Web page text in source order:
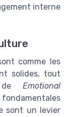
interne
comme les
solides, tout
de Emotional
sont un levier